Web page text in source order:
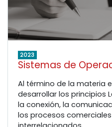
2023
Sistemas de
Al término de la materia
desarrollar los principios
la conexión, la
los procesos